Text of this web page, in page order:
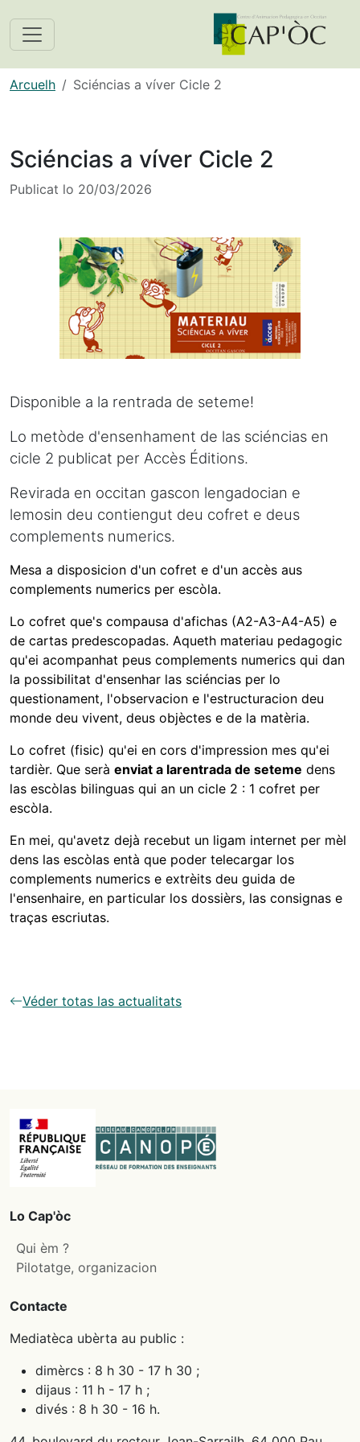
Arcuelh Sciéncias a víver Cicle 2
Sciéncias a víver Cicle 2
Publicat lo 20/03/2026
Disponible a la rentrada de seteme!
Lo metòde d'ensenhament de las sciéncias en
cicle 2 publicat per Accès Éditions.
Revirada en occitan gascon lengadocian e
lemosin deu contiengut deu cofret e deus
complements numerics.
Mesa a disposicion d'un cofret e d'un accès aus
complements numerics per escòla.
Lo cofret que's compausa d'afichas (A2-A3-A4-A5) e
de cartas predescopadas. Aqueth materiau pedagogic
qu'ei acompanhat peus complements numerics qui dan
la possibilitat d'ensenhar las sciéncias per lo
questionament, l'observacion e l'estructuracion deu
monde deu vivent, deus objèctes e de la matèria.
Lo cofret (fisic) qu'ei en cors d'impression mes qu'ei
tardièr. Que serà enviat a larentrada de seteme dens
las escòlas bilinguas qui an un cicle 2 : 1 cofret per
escòla.
En mei, qu'avetz dejà recebut un ligam internet per mèl
dens las escòlas entà que poder telecargar los
complements numerics e extrèits deu guida de
l'ensenhaire, en particular los dossièrs, las consignas e
traças escriutas.
Véder totas las actualitats
Lo Cap'òc
Qui èm ?
Pilotatge, organizacion
Contacte
Mediatèca ubèrta au public :
dimèrcs : 8 h 30 - 17 h 30 ;
dijaus : 11 h - 17 h ;
divés : 8 h 30 - 16 h.